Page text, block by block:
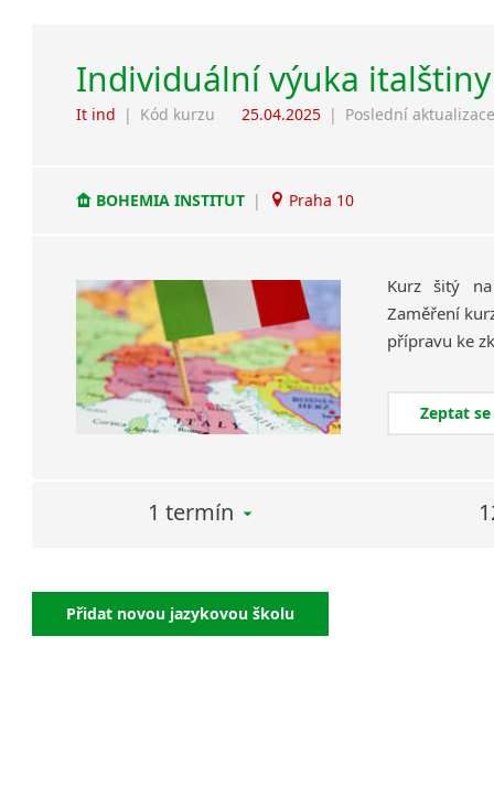
Individuální výuka italštiny
It ind | Kód kurzu 25.04.2025 | Poslední
BOHEMIA INSTITUT | Praha 10
Kurz šitý
Zaměření
Zeptat
1 termín
Přidat novou jazykovou školu